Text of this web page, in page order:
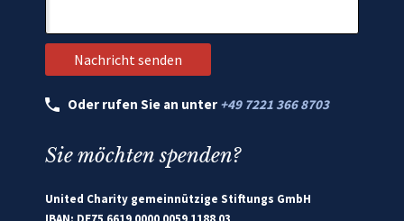
Oder rufen Sie an unter +49 7221 366 8703
Sie möchten spenden?
United Charity gemeinnützige Stiftungs GmbH